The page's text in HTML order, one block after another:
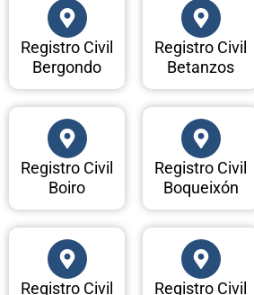
Registro Civil
Bergondo
Registro Civil
Betanzos
Registro Civil
Boiro
Registro Civil
Boqueixón
Registro Civil Registro Civil